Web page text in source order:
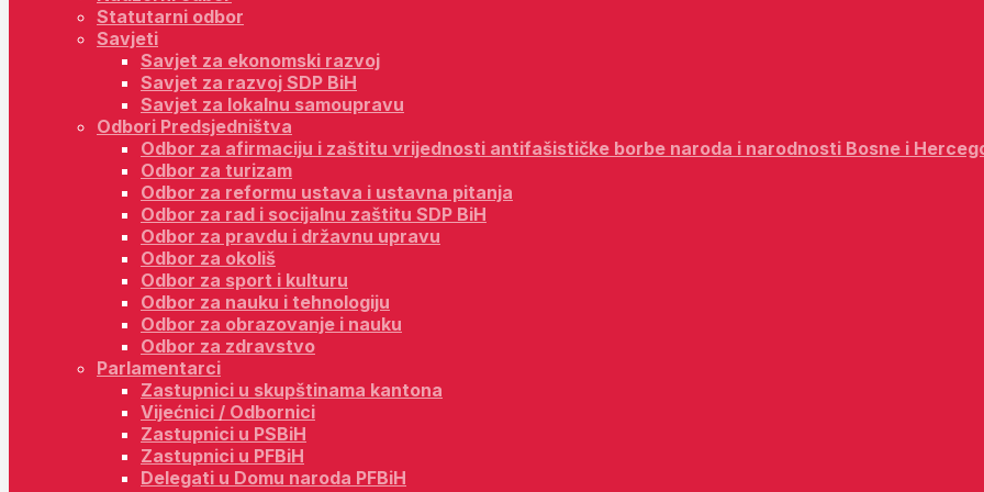
Statutarni odbor
Savjeti
Savjet za ekonomski razvoj
Savjet za razvoj SDP BiH
Savjet za lokalnu samoupravu
Odbori Predsjedništva
Odbor za afirmaciju i zaštitu vrijednosti antifašističke borbe naroda i narodnosti Bosne i
Odbor za turizam
Odbor za reformu ustava i ustavna pitanja
Odbor za rad i socijalnu zaštitu SDP BiH
Odbor za pravdu i državnu upravu
Odbor za okoliš
Odbor za sport i kulturu
Odbor za nauku i tehnologiju
Odbor za obrazovanje i nauku
Odbor za zdravstvo
Parlamentarci
Zastupnici u skupštinama kantona
Vijećnici / Odbornici
Zastupnici u PSBiH
Zastupnici u PFBiH
Delegati u Domu naroda PFBiH